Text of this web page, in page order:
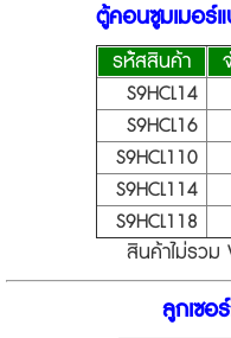
ตู้คอนซูมเมอร์
รห้ัสสินค้า
S9HCL14
S9HCL16
S9HCL110
S9HCL114
S9HCL118
สินค้าไม่รวม
ลูกเซอ